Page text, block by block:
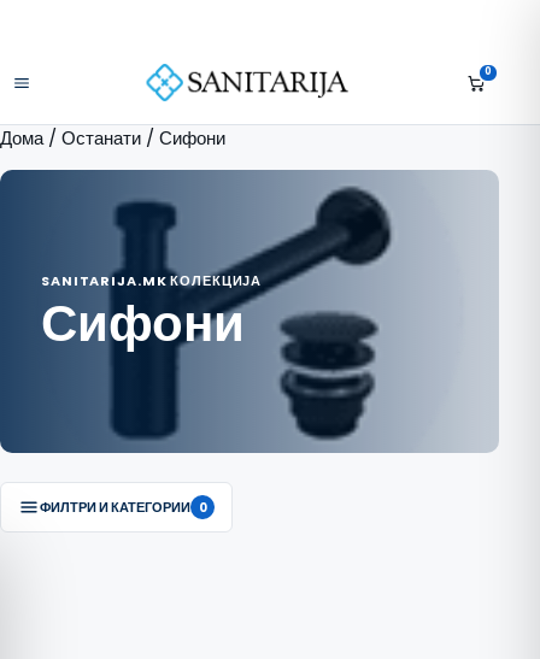
Отвори мени 0
Дома/ Останати / Сифони
SANITARIJA.MK КОЛЕКЦИЈА
Сифони
ФИЛТРИ И КАТЕГОРИИ 0